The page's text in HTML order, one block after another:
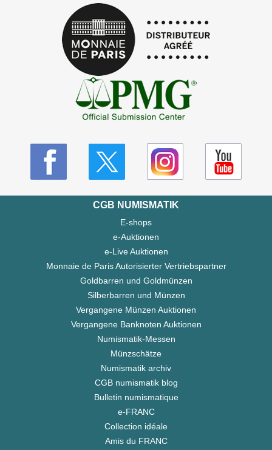
CGB NUMISMATIK
E-shops
e-Auktionen
e-Live Auktionen
Monnaie de Paris Autorisierter Vertriebspartner
Goldbarren und Goldmünzen
Silberbarren und Münzen
Vergangene Münzen Auktionen
Vergangene Banknoten Auktionen
Numismatik-Messen
Münzschätze
Numismatik archiv
CGB numismatik blog
Bulletin numismatique
e-FRANC
Collection idéale
Amis du FRANC